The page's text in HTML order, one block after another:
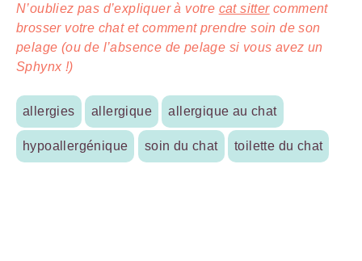
N’oubliez pas d’expliquer à votre cat sittercomment
brosser votre chat et comment prendre soin de son
pelage (ou de l’absence de pelage si vous avez un
Sphynx !)
allergies allergique allergique au chat
hypoallergénique soin du chat toilette du chat